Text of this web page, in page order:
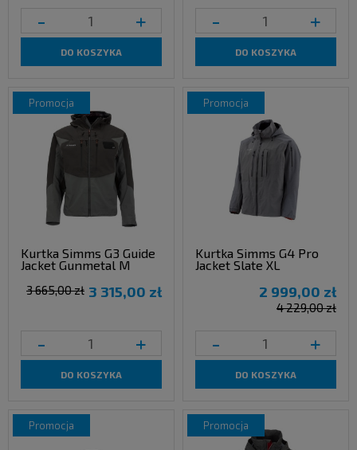
- +
DO KOSZYKA
- +
DO KOSZYKA
Kurtka Simms G3 Guide
Jacket Gunmetal M
3 315,00 zł
3 665,00 zł
- +
DO KOSZYKA
promocja
Kurtka Simms G4 Pro
Jacket Slate XL
2 999,00 zł
4 229,00 zł
- +
DO KOSZYKA
promocja
promocja promocja